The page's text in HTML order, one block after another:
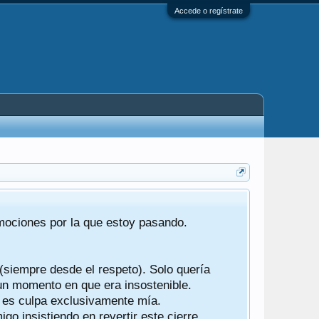
Accede o regístrate
por la que estoy pasando.
desde el respeto). Solo quería
momento en que era insostenible.
culpa exclusivamente mía.
insistiendo en revertir este cierre.